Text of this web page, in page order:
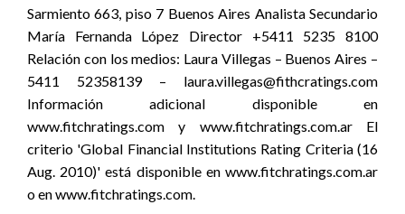
Sarmiento 663, piso 7 Buenos Aires Analista Secundario
María Fernanda López Director +5411 5235 8100
Relación con los medios: Laura Villegas – Buenos Aires –
5411 52358139 – laura.villegas@fithcratings.com
Información adicional disponible en
www.fitchratings.com y www.fitchratings.com.ar El
criterio 'Global Financial Institutions Rating Criteria (16
Aug. 2010)' está disponible en www.fitchratings.com.ar
o en www.fitchratings.com.